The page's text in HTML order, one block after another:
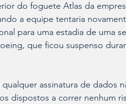
do foguete Atlas da
a equipe tentaria
para uma estadia de uma
que ficou suspenso
assinatura de dados
dispostos a correr nenhum